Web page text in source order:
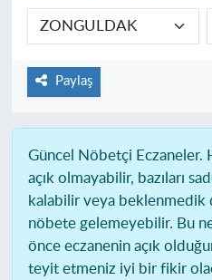
Paylaş
Güncel Nöbetçi Eczaneler.
açık olmayabilir, bazıları
kalabilir veya beklenmedik
nöbete gelemeyebilir. Bu
önce eczanenin açık
teyit etmeniz iyi bir fikir